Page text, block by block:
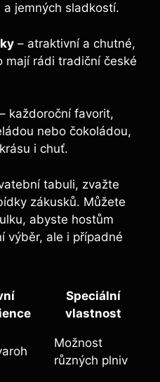
a jemných sladkostí.
– atraktivní a chutné,
mají rádi tradiční české
– každoroční favorit,
nebo čokoládou,
i chuť.
tabuli, zvažte
zákusků. Můžete
abyste hostům
výběr, ale i případné
Speciální
vlastnost
Možnost
různých plniv